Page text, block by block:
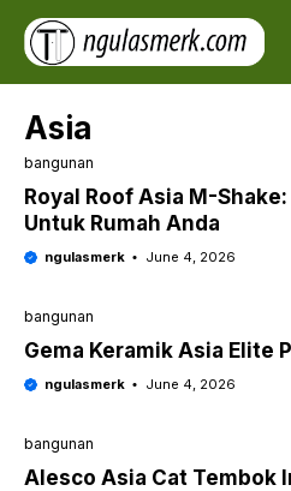
Skip
content
Asia
bangunan
Royal Roof Asia M-
Untuk Rumah Anda
ngulasmerk June 4, 2026
bangunan
Gema Keramik Asia Elite
ngulasmerk June 4, 2026
bangunan
Alesco Asia Cat Tembok